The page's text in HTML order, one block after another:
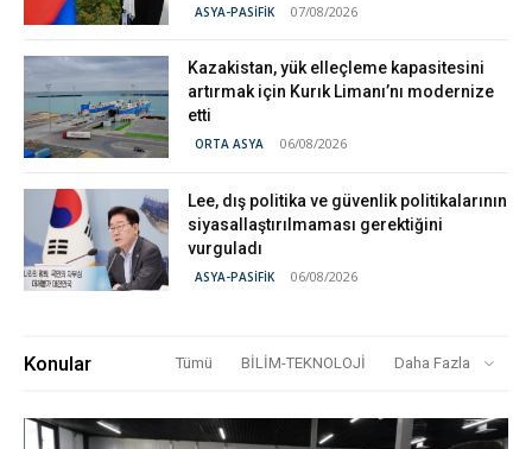
ASYA-PASİFİK 07/08/2026
Kazakistan, yük elleçleme kapasitesini
artırmak için Kurık Limanı’nı modernize
etti
ORTA ASYA 06/08/2026
Lee, dış politika ve güvenlik politikalarının
siyasallaştırılmaması gerektiğini
vurguladı
ASYA-PASİFİK 06/08/2026
Konular Tümü BİLİM-TEKNOLOJİ Daha Fazla